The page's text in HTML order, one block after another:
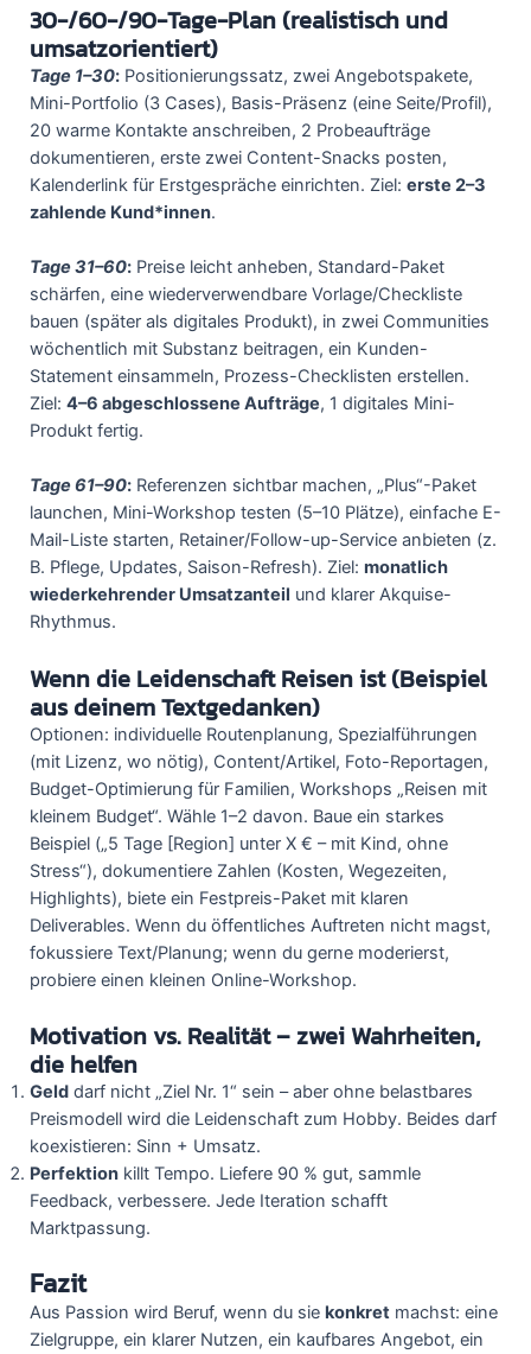
30-/60-/90-Tage-Plan (realistisch und
umsatzorientiert)
Tage 1–30: Positionierungssatz, zwei Angebotspakete,
Mini-Portfolio (3 Cases), Basis-Präsenz (eine Seite/Profil),
20 warme Kontakte anschreiben, 2 Probeaufträge
dokumentieren, erste zwei Content-Snacks posten,
Kalenderlink für Erstgespräche einrichten. Ziel: erste 2–3
zahlende Kund*innen.
Tage 31–60: Preise leicht anheben, Standard-Paket
schärfen, eine wiederverwendbare Vorlage/Checkliste
bauen (später als digitales Produkt), in zwei Communities
wöchentlich mit Substanz beitragen, ein Kunden-
Statement einsammeln, Prozess-Checklisten erstellen.
Ziel: 4–6 abgeschlossene Aufträge, 1 digitales Mini-
Produkt fertig.
Tage 61–90: Referenzen sichtbar machen, „Plus“-Paket
launchen, Mini-Workshop testen (5–10 Plätze), einfache E-
Mail-Liste starten, Retainer/Follow-up-Service anbieten (z.
B. Pflege, Updates, Saison-Refresh). Ziel: monatlich
wiederkehrender Umsatzanteil und klarer Akquise-
Rhythmus.
Wenn die Leidenschaft Reisen ist (Beispiel
aus deinem Textgedanken)
Optionen: individuelle Routenplanung, Spezialführungen
(mit Lizenz, wo nötig), Content/Artikel, Foto-Reportagen,
Budget-Optimierung für Familien, Workshops „Reisen mit
kleinem Budget“. Wähle 1–2 davon. Baue ein starkes
Beispiel („5 Tage [Region] unter X € – mit Kind, ohne
Stress“), dokumentiere Zahlen (Kosten, Wegezeiten,
Highlights), biete ein Festpreis-Paket mit klaren
Deliverables. Wenn du öffentliches Auftreten nicht magst,
fokussiere Text/Planung; wenn du gerne moderierst,
probiere einen kleinen Online-Workshop.
Motivation vs. Realität – zwei Wahrheiten,
die helfen
Geld darf nicht „Ziel Nr. 1“ sein – aber ohne belastbares
Preismodell wird die Leidenschaft zum Hobby. Beides darf
koexistieren: Sinn + Umsatz.
Perfektion killt Tempo. Liefere 90 % gut, sammle
Feedback, verbessere. Jede Iteration schafft
Marktpassung.
Fazit
Aus Passion wird Beruf, wenn du sie konkret machst: eine
Zielgruppe, ein klarer Nutzen, ein kaufbares Angebot, ein